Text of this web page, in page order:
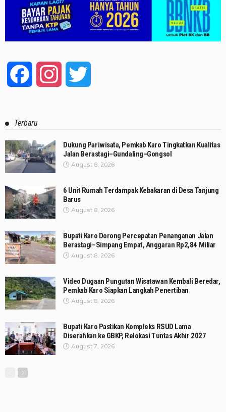
Facebook Instagram
Terbaru
Dukung Pariwisata, Pemkab Karo Tingkatkan Kualitas
Jalan Berastagi–Gundaling–Gongsol
August 8, 2026
6 Unit Rumah Terdampak Kebakaran di Desa Tanjung
Barus
August 8, 2026
Bupati Karo Dorong Percepatan Penanganan Jalan
Berastagi–Simpang Empat, Anggaran Rp2,84 Miliar
August 8, 2026
Video Dugaan Pungutan Wisatawan Kembali Beredar,
Pemkab Karo Siapkan Langkah Penertiban
August 8, 2026
Bupati Karo Pastikan Kompleks RSUD Lama
Diserahkan ke GBKP, Relokasi Tuntas Akhir 2027
August 7, 2026